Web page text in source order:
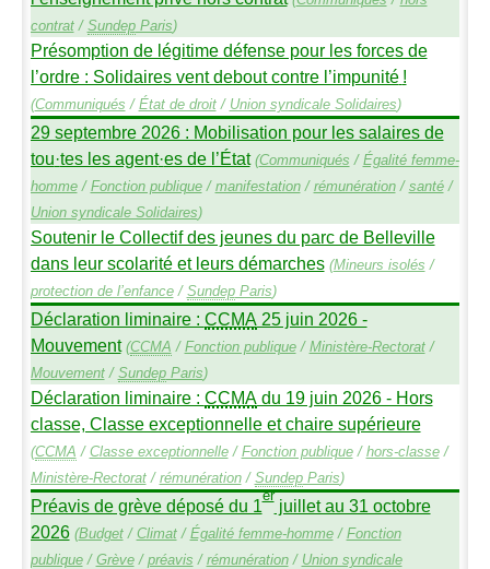
contrat/ SundepParis)
Présomption de légitime défense pour les forces de
l’ordre : Solidaires vent debout contre l’impunité !
(Communiqués / État de droit/ Union syndicale Solidaires)
29 septembre 2026 : Mobilisation pour les salaires de
tou·tes les agent·es de l’État (Communiqués / Égalité femme-
homme/ Fonction publique/ manifestation/ rémunération/ santé/
Union syndicale Solidaires)
Soutenir le Collectif des jeunes du parc de Belleville
dans leur scolarité et leurs démarches (Mineurs isolés /
protection de l’enfance/ SundepParis)
Déclaration liminaire : CCMA 25 juin 2026 -
Mouvement (CCMA / Fonction publique/ Ministère-Rectorat/
Mouvement/ SundepParis)
Déclaration liminaire : CCMAdu 19 juin 2026 - Hors
classe, Classe exceptionnelle et chaire supérieure
(CCMA / Classe exceptionnelle/ Fonction publique/ hors-classe/
Ministère-Rectorat/ rémunération/ SundepParis)
Préavis de grève déposé du 1erjuillet au 31 octobre
2026 (Budget/ Climat/ Égalité femme-homme/ Fonction
publique/ Grève/ préavis / rémunération/ Union syndicale